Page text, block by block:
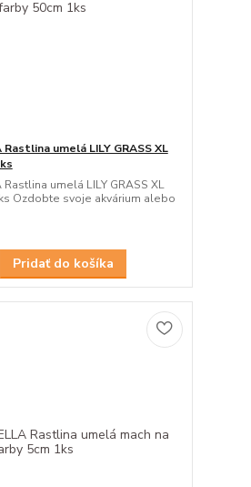
Rastlina umelá LILY GRASS XL
Rastlina umelá LILY GRASS XL
Ozdobte svoje akvárium alebo
Pridať do košíka